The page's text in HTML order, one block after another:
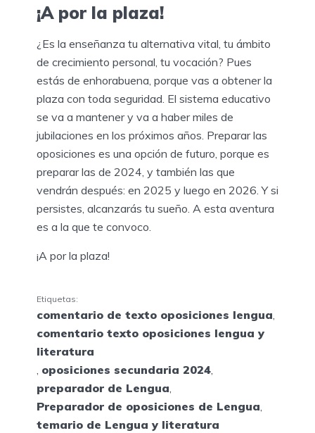
¡A por la plaza!
¿Es la enseñanza tu alternativa vital, tu ámbito
de crecimiento personal, tu vocación? Pues
estás de enhorabuena, porque vas a obtener la
plaza con toda seguridad. El sistema educativo
se va a mantener y va a haber miles de
jubilaciones en los próximos años. Preparar las
oposiciones es una opción de futuro, porque es
preparar las de 2024, y también las que
vendrán después: en 2025 y luego en 2026. Y si
persistes, alcanzarás tu sueño. A esta aventura
es a la que te convoco.
¡A por la plaza!
Etiquetas:
comentario de texto oposiciones lengua
comentario texto oposiciones lengua y
literatura
oposiciones secundaria 2024
preparador de Lengua
Preparador de oposiciones de Lengua
temario de Lengua y literatura